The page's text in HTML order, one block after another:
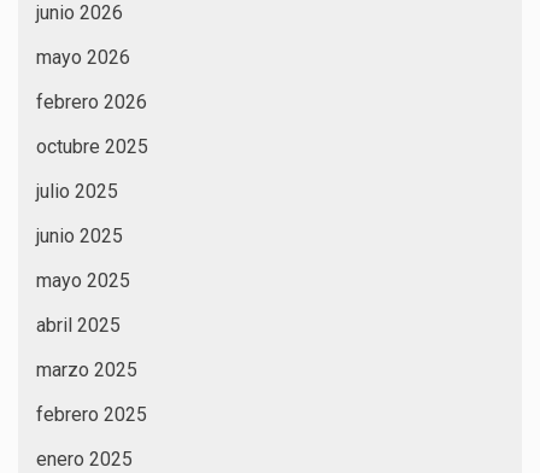
junio 2026
mayo 2026
febrero 2026
octubre 2025
julio 2025
junio 2025
mayo 2025
abril 2025
marzo 2025
febrero 2025
enero 2025